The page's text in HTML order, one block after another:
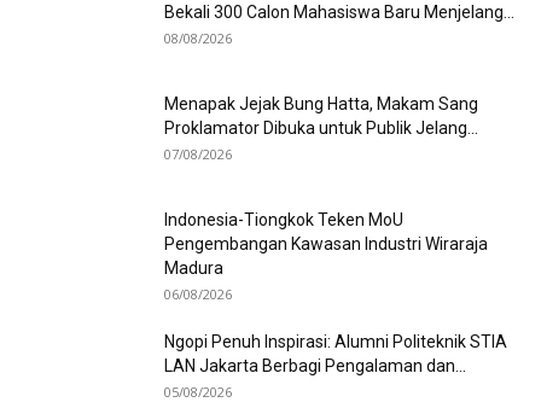
Bekali 300 Calon Mahasiswa Baru Menjelang...
08/08/2026
Menapak Jejak Bung Hatta, Makam Sang
Proklamator Dibuka untuk Publik Jelang...
07/08/2026
Indonesia-Tiongkok Teken MoU
Pengembangan Kawasan Industri Wiraraja
Madura
06/08/2026
Ngopi Penuh Inspirasi: Alumni Politeknik STIA
LAN Jakarta Berbagi Pengalaman dan...
05/08/2026